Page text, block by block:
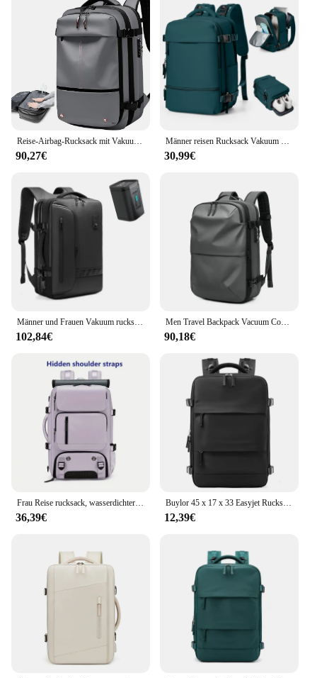
Reise-Airbag-Rucksack mit Vakuumpumpe erweiterbare Airback-Vakuum-Kompression rucksack beutel für Männer Frauen leicht im Flugzeug zu tragen
90,27€
Männer reisen Rucksack Vakuum 14 Zoll Laptop Rucksack Mochila Viaje 40x20x25 Ryanair Kabinen rucksack Geschäft große Kapazität Lagerung
30,99€
Männer und Frauen Vakuum rucksack 16 Zoll Vakuum dichtung Geschäfts reise Kompression erweiterbarer Airline-zugelassener Rucksack mit Luftpumpe
102,84€
Men Travel Backpack Vacuum Compression 17 Inch Laptop Backpack Business Large Capacity School BackpackExpanded HikingBackpack
90,18€
Frau Reise rucksack, wasserdichter 16-Zoll-Business-Laptop-Rucksack mit Schuh tasche versteckter USB-Ladeans chluss Wander camping rucksack
36,39€
Buylor 45 x 17 x 33 Easyjet Rucksack für Damen, Flugzeug, Kabine, Reisegepäck, Rucksack, Handgepäck, 14-Zoll-Laptop-Rucksack, lässige Schultasche
12,39€